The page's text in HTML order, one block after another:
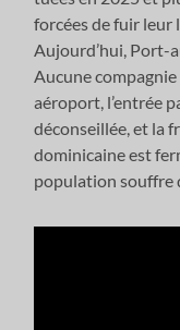
forcées de fuir leur
Aujourd’hui, Port-
Aucune
aéroport, l’entrée
déconseillée, et la
dominicaine est
population souffre